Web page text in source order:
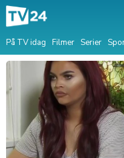
På TV idag Filmer Serier